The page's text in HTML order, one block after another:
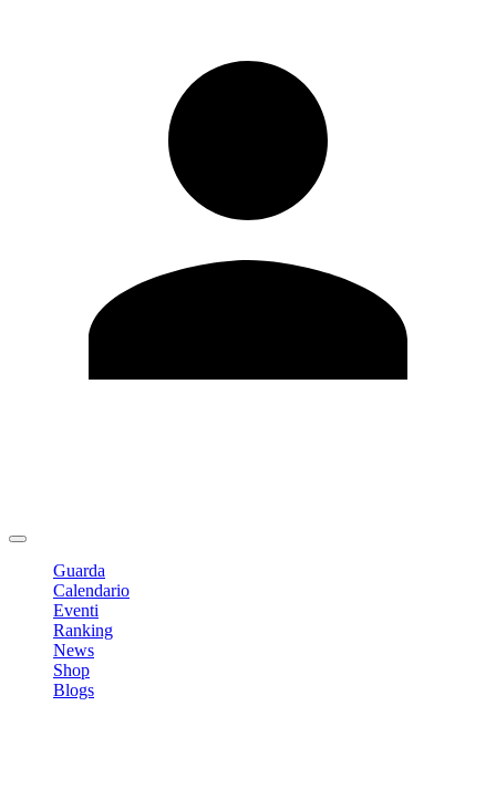
Guarda
Calendario
Eventi
Ranking
News
Shop
Blogs